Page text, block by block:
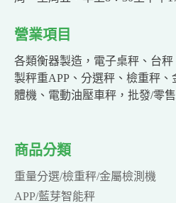
營業項目
各類衡器製造，電子桌秤、台
製秤重APP、分選秤、檢重秤
體機、電動油壓車秤，批發/零
商品分類
重量分選/檢重秤/金屬檢測機
APP/藍芽智能秤